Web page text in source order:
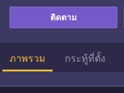
ติดตาม
ภาพรวม กระทู้ที่ตั้ง